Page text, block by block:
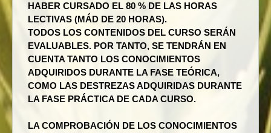
HABER CURSADO EL 80 % DE LAS HORAS
LECTIVAS (MÁD DE 20 HORAS).
TODOS LOS CONTENIDOS DEL CURSO SERÁN
EVALUABLES. POR TANTO, SE TENDRÁN EN
CUENTA TANTO LOS CONOCIMIENTOS
ADQUIRIDOS DURANTE LA FASE TEÓRICA,
COMO LAS DESTREZAS ADQUIRIDAS DURANTE
LA FASE PRÁCTICA DE CADA CURSO.
LA COMPROBACIÓN DE LOS CONOCIMIENTOS